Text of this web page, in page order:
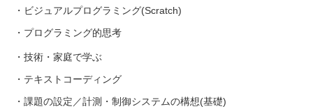
・ビジュアルプログラミング(Scratch)
・プログラミング的思考
・技術・家庭で学ぶ
・テキストコーディング
・課題の設定／計測・制御システムの構想(基礎)